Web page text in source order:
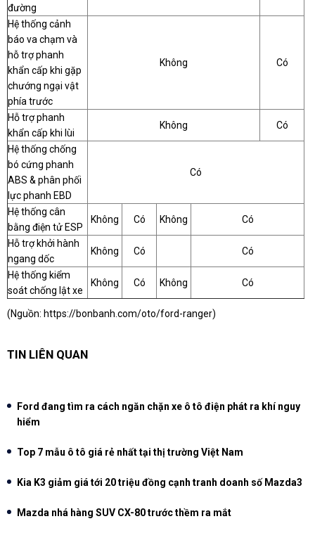
đường
Hệ thống cảnh
báo va chạm và
hỗ trợ phanh
khẩn cấp khi gặp
chướng ngại vật
phía trước
Không Có
Hỗ trợ phanh
khẩn cấp khi lùi
Không Có
Hệ thống chống
bó cứng phanh
ABS & phân phối
lực phanh EBD
Có
Hệ thống cân
bằng điện tử ESP
Không Có Không Có
Hỗ trợ khởi hành
ngang dốc
Không Có Có
Hệ thống kiểm
soát chống lật xe
Không Có Không Có
(Nguồn: https://bonbanh.com/oto/ford-ranger)
TIN LIÊN QUAN
Ford đang tìm ra cách ngăn chặn xe ô tô điện phát ra khí nguy
hiểm
Top 7 mẫu ô tô giá rẻ nhất tại thị trường Việt Nam
Kia K3 giảm giá tới 20 triệu đồng cạnh tranh doanh số Mazda3
Mazda nhá hàng SUV CX-80 trước thềm ra mắt